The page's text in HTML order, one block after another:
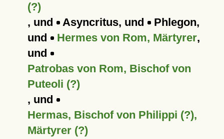
(?)
, und Asyncritus, und Phlegon,
und
Hermes von Rom, Märtyrer,
und
Patrobas von Rom, Bischof von
Puteoli (?)
, und
Hermas, Bischof von Philippi (?),
Märtyrer (?)